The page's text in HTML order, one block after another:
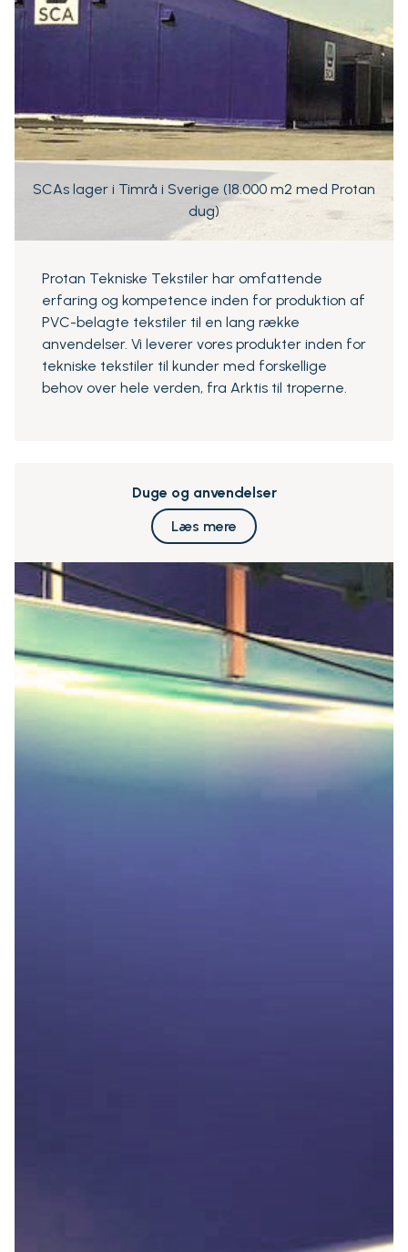
SCAs lager i Timrå i Sverige (18.000 m2 med Protan
dug)
Protan Tekniske Tekstiler har omfattende
erfaring og kompetence inden for produktion af
PVC-belagte tekstiler til en lang række
anvendelser. Vi leverer vores produkter inden for
tekniske tekstiler til kunder med forskellige
behov over hele verden, fra Arktis til troperne.
Duge og anvendelser
Læs mere